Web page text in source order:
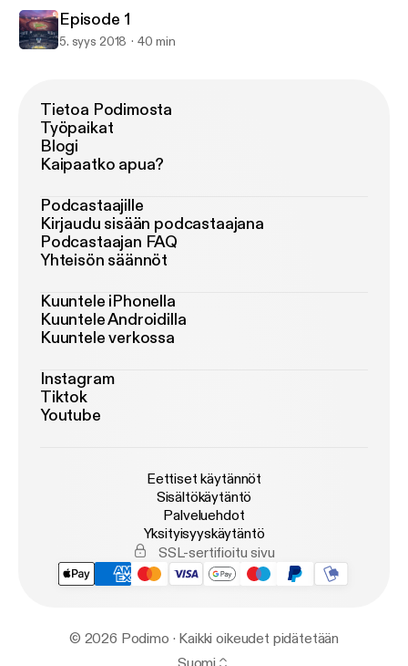
Episode 1
5. syys 2018 40 min
Tietoa Podimosta
Työpaikat
Blogi
Kaipaatko apua?
Podcastaajille
Kirjaudu sisään podcastaajana
Podcastaajan FAQ
Yhteisön säännöt
Kuuntele iPhonella
Kuuntele Androidilla
Kuuntele verkossa
Instagram
Tiktok
Youtube
Eettiset käytännöt
Sisältökäytäntö
Palveluehdot
Yksityisyyskäytäntö
SSL-sertifioitu sivu
© 2026 Podimo · Kaikki oikeudet pidätetään